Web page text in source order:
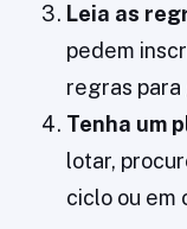
Leia as
pedem
regras para
Tenha um
lotar,
ciclo ou em